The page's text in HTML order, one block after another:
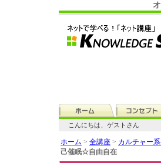
こんにちは、ゲストさん
ホーム > 全講座 > カルチャー
己催眠☆自由自在